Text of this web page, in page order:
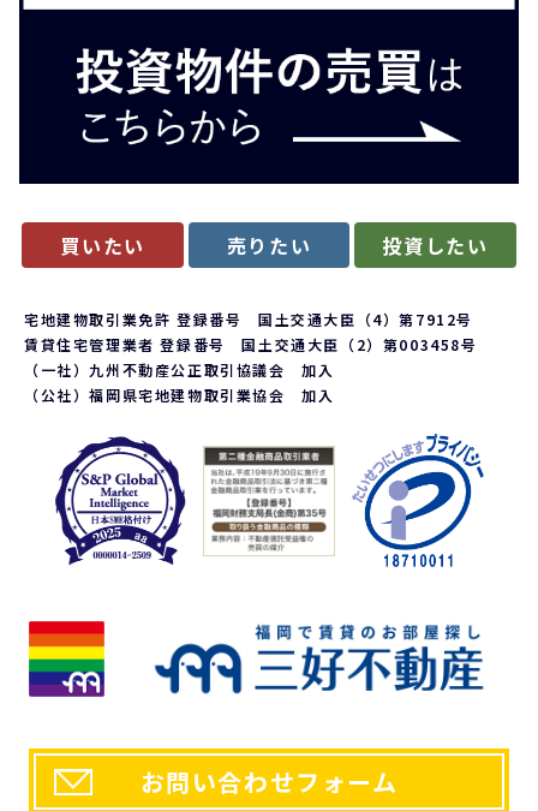
買いたい 売りたい 投資したい
宅地建物取引業免許 登録番号 国土交通大臣（4）第7912号
賃貸住宅管理業者 登録番号 国土交通大臣（2）第003458号
（一社）九州不動産公正取引協議会 加入
（公社）福岡県宅地建物取引業協会 加入
お問い合わせフォーム